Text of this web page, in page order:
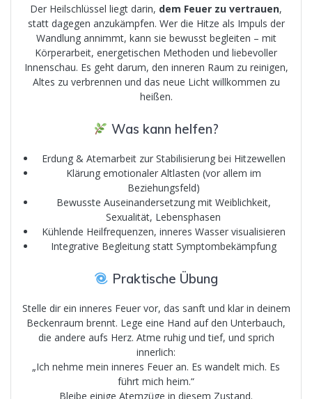
Der Heilschlüssel liegt darin, dem Feuer zu vertrauen,
statt dagegen anzukämpfen. Wer die Hitze als Impuls der
Wandlung annimmt, kann sie bewusst begleiten – mit
Körperarbeit, energetischen Methoden und liebevoller
Innenschau. Es geht darum, den inneren Raum zu reinigen,
Altes zu verbrennen und das neue Licht willkommen zu
heißen.
Was kann helfen?
Erdung & Atemarbeit zur Stabilisierung bei Hitzewellen
Klärung emotionaler Altlasten (vor allem im
Beziehungsfeld)
Bewusste Auseinandersetzung mit Weiblichkeit,
Sexualität, Lebensphasen
Kühlende Heilfrequenzen, inneres Wasser visualisieren
Integrative Begleitung statt Symptombekämpfung
Praktische Übung
Stelle dir ein inneres Feuer vor, das sanft und klar in deinem
Beckenraum brennt. Lege eine Hand auf den Unterbauch,
die andere aufs Herz. Atme ruhig und tief, und sprich
innerlich:
„Ich nehme mein inneres Feuer an. Es wandelt mich. Es
führt mich heim.“
Bleibe einige Atemzüge in diesem Zustand.